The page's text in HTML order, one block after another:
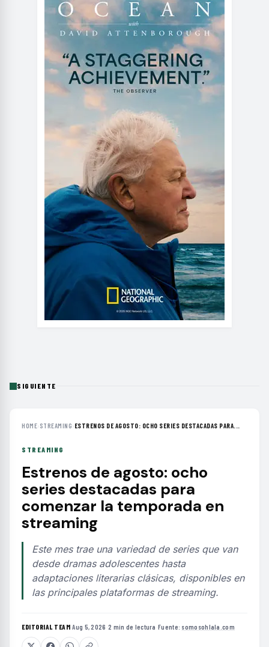
SIGUIENTE
HOME› STREAMING› ESTRENOS DE AGOSTO: OCHO SERIES DESTACADAS PARA...
STREAMING
Estrenos de agosto: ocho
series destacadas para
comenzar la temporada en
streaming
Este mes trae una variedad de series que van
desde dramas adolescentes hasta
adaptaciones literarias clásicas, disponibles en
las principales plataformas de streaming.
EDITORIAL TEAM·Aug 5, 2026 ·2 min de lectura ·Fuente: somosohlala.com